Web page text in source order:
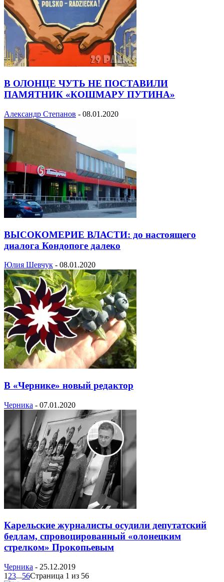
В ОЛОНЦЕ ЧУТЬ НЕ ПОСТАВИЛИ
ПАМЯТНИК «КОШМАРУ ПУТИНА»
Александр Степанов - 08.01.2020
ВЫСОКОМЕРИЕ ВЛАСТИ: до настоящего
диалога Кондопоге далеко
Юлия Шевчук - 08.01.2020
В «Чернике» новый редактор
Черника - 07.01.2020
Карельские журналисты осудили депутатский
бедлам, спровоцированный «олонецким
стрелком» Прокопьевым
Черника - 25.12.2019
1 23...56Страница 1 из 56